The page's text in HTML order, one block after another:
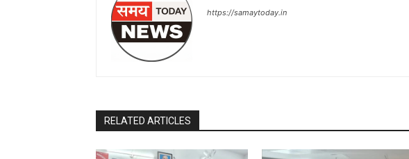
https://samaytoday.in
RELATED ARTICLES